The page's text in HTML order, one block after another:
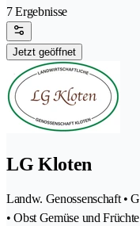
7 Ergebnisse
Jetzt geöffnet
LG Kloten
Landw. Genossenschaft •
• Obst Gemüse und